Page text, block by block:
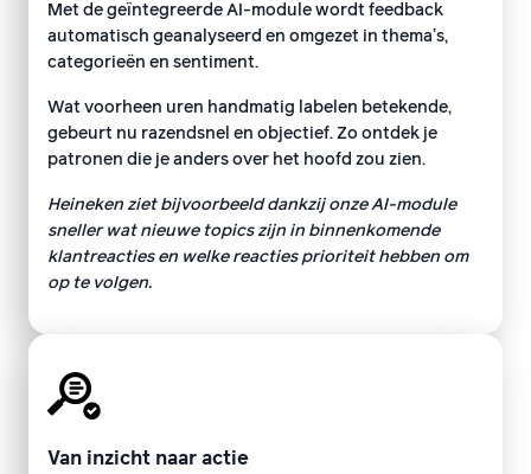
Met de geïntegreerde AI-module wordt feedback
automatisch geanalyseerd en omgezet in thema’s,
categorieën en sentiment.
Wat voorheen uren handmatig labelen betekende,
gebeurt nu razendsnel en objectief. Zo ontdek je
patronen die je anders over het hoofd zou zien.
Heineken ziet bijvoorbeeld dankzij onze AI-module
sneller wat nieuwe topics zijn in binnenkomende
klantreacties en welke reacties prioriteit hebben om
op te volgen.
Van inzicht naar actie